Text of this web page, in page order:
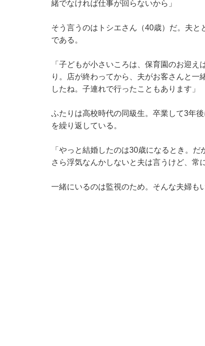
緒でなければ仕事が回らないから」
そう言うのはトシエさん（40歳）だ。夫
である。
「子どもが小さいころは、保育園のお迎
り。店が終わってから、夫がお客さんと一
したね。子連れで行ったこともあります」
ふたりは高校時代の同級生。卒業して3年
を繰り返している。
「やっと結婚したのは30歳になるとき。
さら浮気なんかしないと夫は言うけど、常
一緒にいるのは監視のため。そんな夫婦もい